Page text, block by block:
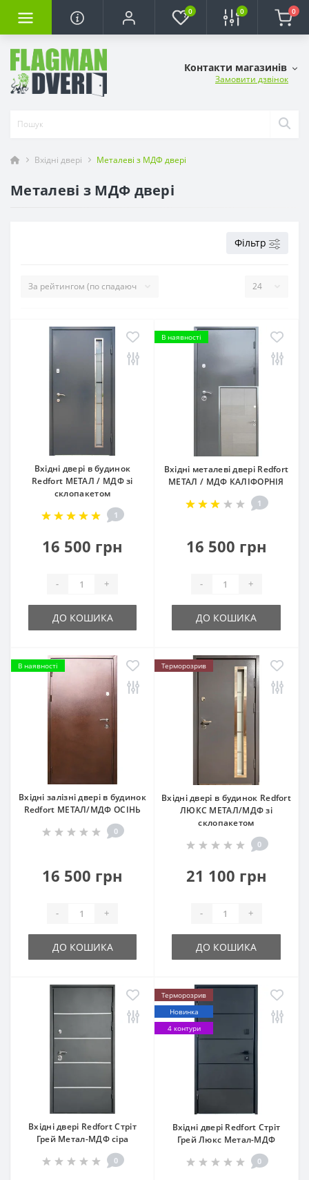
0 0 0
Контакти магазинів
Замовити дзвінок
Вхідні двері Металеві з МДФ двері
Металеві з МДФ двері
Фільтр
Вхідні двері в будинок
Redfort МЕТАЛ / МДФ зі
склопакетом
1
16 500 грн
- +
ДО КОШИКА
В наявності
Вхідні металеві двері Redfort
МЕТАЛ / МДФ КАЛІФОРНІЯ
1
16 500 грн
- +
ДО КОШИКА
В наявності
Вхідні залізні двері в будинок
Redfort МЕТАЛ/МДФ ОСІНЬ
0
16 500 грн
- +
ДО КОШИКА
Терморозрив
Вхідні двері в будинок Redfort
ЛЮКС МЕТАЛ/МДФ зі
склопакетом
0
21 100 грн
- +
ДО КОШИКА
Вхідні двері Redfort Стріт
Грей Метал-МДФ сіра
0
Терморозрив
Новинка
4 контури
Вхідні двері Redfort Стріт
Грей Люкс Метал-МДФ
0